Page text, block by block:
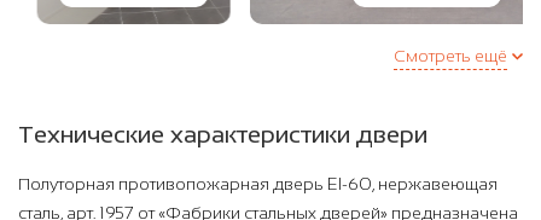
Смотреть ещё
Технические характеристики двери
Полуторная противопожарная дверь EI-60, нержавеющая
сталь, арт. 1957 от «Фабрики стальных дверей» предназначена